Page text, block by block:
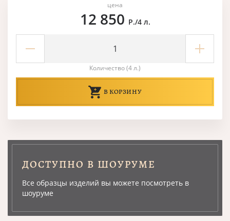
цена
12 850 Р./4 л.
Количество (4 л.)
В КОРЗИНУ
ДОСТУПНО В ШОУРУМЕ
Все образцы изделий вы можете посмотреть в
шоуруме